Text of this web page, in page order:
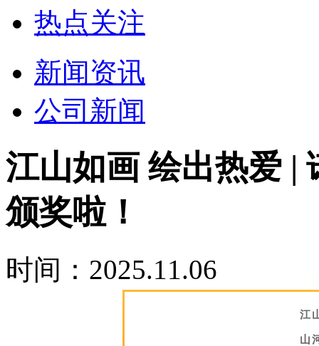
热点关注
新闻资讯
公司新闻
江山如画 绘出热爱 |
颁奖啦！
时间：2025.11.06
江
山